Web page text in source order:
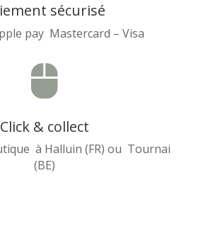
sécurisé
pay Mastercard – Visa

Click & collect
à Halluin (FR) ou Tournai
(BE)